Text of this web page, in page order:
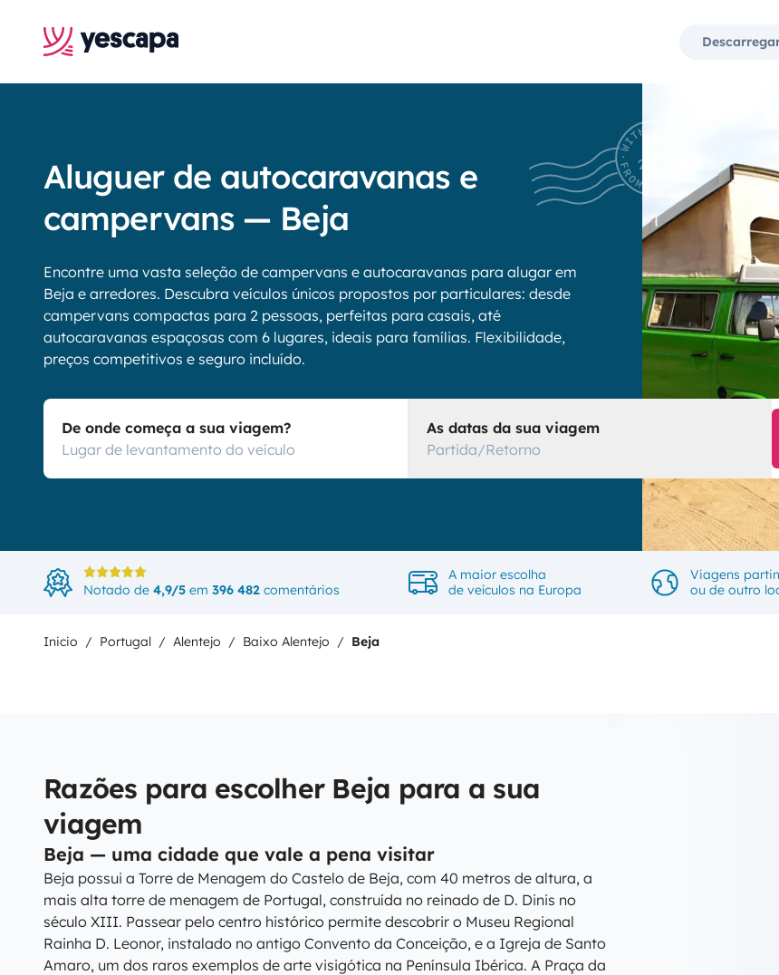
Aluguer de autocaravanas e
campervans — Beja
Encontre uma vasta seleção de campervans e autocaravanas para alugar em
Beja e arredores. Descubra veículos únicos propostos por particulares: desde
campervans compactas para 2 pessoas, perfeitas para casais, até
autocaravanas espaçosas com 6 lugares, ideais para famílias. Flexibilidade,
preços competitivos e seguro incluído.
De onde começa a sua viagem?
As datas da sua viagem
Partida/Retorno
Notado de 4,9/5 em 396 482 comentários
A maior escolha
de veículos na Europa
Viagens
ou de outro
Inicio Portugal Alentejo Baixo Alentejo Beja
Razões para escolher Beja para a sua
viagem
Beja — uma cidade que vale a pena visitar
Beja possui a Torre de Menagem do Castelo de Beja, com 40 metros de altura, a
mais alta torre de menagem de Portugal, construída no reinado de D. Dinis no
século XIII. Passear pelo centro histórico permite descobrir o Museu Regional
Rainha D. Leonor, instalado no antigo Convento da Conceição, e a Igreja de Santo
Amaro, um dos raros exemplos de arte visigótica na Península Ibérica. A Praça da